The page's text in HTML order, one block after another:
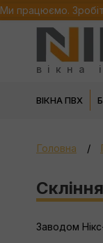
Ми працюємо.
вікна
ВІКНА ПВХ
Головна
Заводом